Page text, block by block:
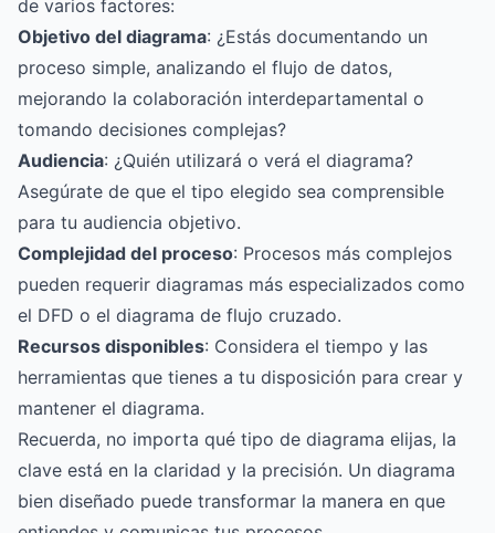
de varios factores:
Objetivo del diagrama: ¿Estás documentando un
proceso simple, analizando el flujo de datos,
mejorando la colaboración interdepartamental o
tomando decisiones complejas?
Audiencia: ¿Quién utilizará o verá el diagrama?
Asegúrate de que el tipo elegido sea comprensible
para tu audiencia objetivo.
Complejidad del proceso: Procesos más complejos
pueden requerir diagramas más especializados como
el DFD o el diagrama de flujo cruzado.
Recursos disponibles: Considera el tiempo y las
herramientas que tienes a tu disposición para crear y
mantener el diagrama.
Recuerda, no importa qué tipo de diagrama elijas, la
clave está en la claridad y la precisión. Un diagrama
bien diseñado puede transformar la manera en que